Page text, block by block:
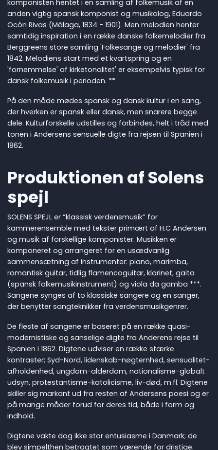
komponisten hentet i en samling af folkemusik af en
anden vigtig spansk komponist og musikolog, Eduardo
Ocón Rivas (Málaga, 1834 - 1901). Men melodien henter
samtidig inspiration i en række danske folkemelodier fra
Berggreens store samling 'Folkesange og melodier' fra
1842. Melodiens start med et kvartspring og en
'fornemmelse' af kirketonalitet' er eksempelvis typisk for
dansk folkemusik i perioden. **
På den måde mødes spansk og dansk kultur i en sang,
der hverken er spansk eller dansk, men snarere begge
dele. Kulturforskelle udstilles og forbindes, helt i tråd med
tonen i Andersens sensuelle digte fra rejsen til Spanien i
1862.
Produktionen af Solens
spejl
SOLENS SPEJL er ”klassisk verdensmusik” for
kammerensemble med tekster primært af H.C Andersen
og musik af forskellige komponister. Musikken er
komponeret og arrangeret for en usædvanlig
sammensætning af instrumenter: piano, marimba,
romantisk guitar, tidlig flamencoguitar, klarinet, gaita
(spansk folkemusikinstrument) og viola da gamba ***.
Sangene synges af to klassiske sangere og en sanger,
der benytter sangteknikker fra verdensmusikgenrer.
De fleste af sangene er baseret på en række quasi-
modernistiske og sanselige digte fra Anderens rejse til
Spanien i 1862. Digtene udviser en række stærke
kontraster; Syd-Nord, lidenskab-nøgternhed, sensualitet-
afholdenhed, ungdom-alderdom, nationalisme-globalt
udsyn, protestantisme-katolicisme, liv-død, m.fl. Digtene
skiller sig markant ud fra resten af Andersens poesi og er
på mange måder forud for deres tid, både i form og
indhold.
Digtene vakte dog ikke stor entusiasme i Danmark; de
blev simpelthen betragtet som værende for dristige.